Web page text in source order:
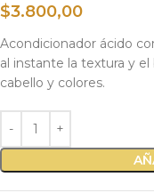
$3.800,00
Acondicionador ácido
al instante la textura y
cabello y colores.